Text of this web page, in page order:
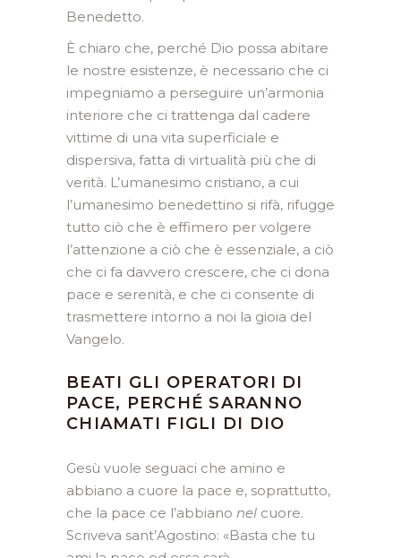
Benedetto.
È chiaro che, perché Dio possa abitare
le nostre esistenze, è necessario che ci
impegniamo a perseguire un’armonia
interiore che ci trattenga dal cadere
vittime di una vita superficiale e
dispersiva, fatta di virtualità più che di
verità. L’umanesimo cristiano, a cui
l’umanesimo benedettino si rifà, rifugge
tutto ciò che è effimero per volgere
l’attenzione a ciò che è essenziale, a ciò
che ci fa davvero crescere, che ci dona
pace e serenità, e che ci consente di
trasmettere intorno a noi la gioia del
Vangelo.
BEATI GLI OPERATORI DI
PACE, PERCHÉ SARANNO
CHIAMATI FIGLI DI DIO
Gesù vuole seguaci che amino e
abbiano a cuore la pace e, soprattutto,
che la pace ce l’abbiano nel cuore.
Scriveva sant’Agostino: «Basta che tu